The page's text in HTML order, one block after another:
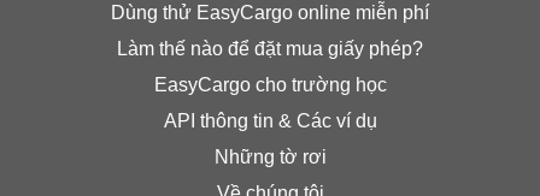
Dùng thử EasyCargo online miễn phí
Làm thế nào để đặt mua giấy phép?
EasyCargo cho trường học
API thông tin & Các ví dụ
Những tờ rơi